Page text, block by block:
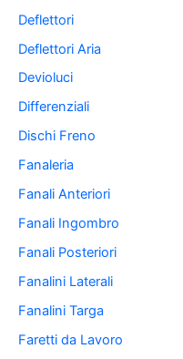
Deflettori
Deflettori Aria
Devioluci
Differenziali
Dischi Freno
Fanaleria
Fanali Anteriori
Fanali Ingombro
Fanali Posteriori
Fanalini Laterali
Fanalini Targa
Faretti da Lavoro